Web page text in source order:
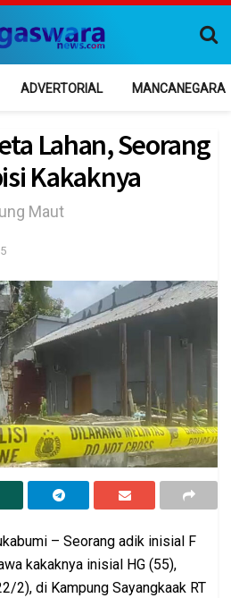
ADVERTORIAL MANCANEGARA
Lahan, Seorang
Kakaknya
Maut
– Seorang adik inisial F
kakaknya inisial HG (55),
2), di Kampung Sayangkaak RT